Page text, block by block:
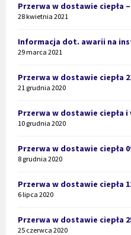
Przerwa w dostawie ciepła –
28 kwietnia 2021
Informacja dot. awarii na
29 marca 2021
Przerwa w dostawie ciepła
21 grudnia 2020
Przerwa w dostawie ciepła i
10 grudnia 2020
Przerwa w dostawie ciepła
8 grudnia 2020
Przerwa w dostawie ciepła
6 lipca 2020
Przerwa w dostawie ciepła
25 czerwca 2020